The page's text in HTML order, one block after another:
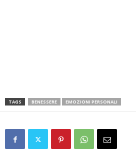
TAGS BENESSERE EMOZIONI PERSONALI